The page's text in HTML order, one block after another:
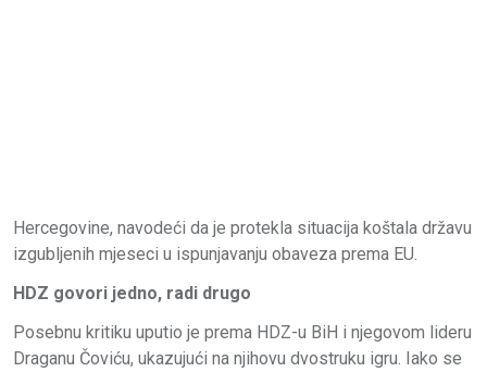
Hercegovine, navodeći da je protekla situacija koštala državu
izgubljenih mjeseci u ispunjavanju obaveza prema EU.
HDZ govori jedno, radi drugo
Posebnu kritiku uputio je prema HDZ-u BiH i njegovom lideru
Draganu Čoviću, ukazujući na njihovu dvostruku igru. Iako se